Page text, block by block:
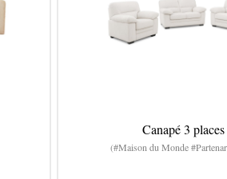
Canapé 3
(#Maison du Monde